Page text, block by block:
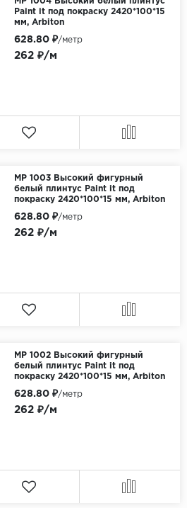
Paint it под покраску 2420*100*15
мм, Arbiton
262 ₽/м
628.80 ₽/метр
МР 1003 Высокий фигурный
белый плинтус Paint it под
покраску 2420*100*15 мм, Arbiton
262 ₽/м
628.80 ₽/метр
МР 1002 Высокий фигурный
белый плинтус Paint it под
покраску 2420*100*15 мм, Arbiton
262 ₽/м
628.80 ₽/метр